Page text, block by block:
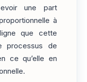
une part
à
que cette
processus de
ce qu’elle en